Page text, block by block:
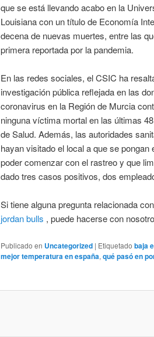
que se está llevando acabo en la
Louisiana con un título de Economía
decena de nuevas muertes, entre las
primera reportada por la pandemia.
En las redes sociales, el CSIC ha
investigación pública reflejada en las
coronavirus en la Región de Murcia
ninguna víctima mortal en las últimas
de Salud. Además, las autoridades
hayan visitado el local a que se
poder comenzar con el rastreo y que
dado tres casos positivos, dos
Si tiene alguna pregunta relacionada
jordan bulls , puede hacerse con
Publicado en Uncategorized | Etiquetado baja
mejor temperatura en españa, qué pasó en